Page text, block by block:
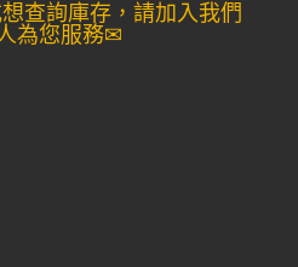
查詢庫存，請加入我們
為您服務✉